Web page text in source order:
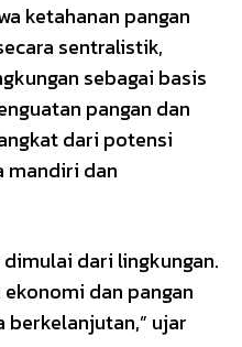
ketahanan pangan
sentralistik,
sebagai basis
pangan dan
dari potensi
mandiri dan
dimulai dari lingkungan.
dan pangan
berkelanjutan,” ujar